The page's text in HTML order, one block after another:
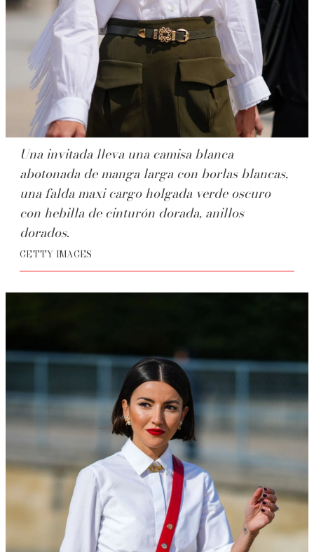
Una invitada lleva una camisa blanca
abotonada de manga larga con borlas blancas,
una falda maxi cargo holgada verde oscuro
con hebilla de cinturón dorada, anillos
dorados.
GETTY IMAGES